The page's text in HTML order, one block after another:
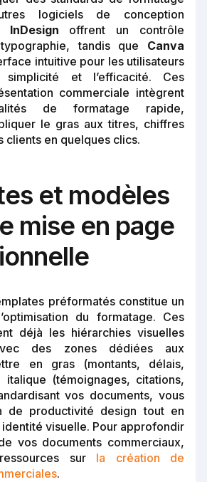
logiciels de conception
InDesign offrent un contrôle
tandis que Canva
intuitive pour les utilisateurs
simplicité et l’efficacité. Ces
commerciale intègrent
de formatage rapide,
le gras aux titres, chiffres
clients en quelques clics.
et modèles
mise en page
préformatés constitue un
du formatage. Ces
déjà les hiérarchies visuelles
des zones dédiées aux
en gras (montants, délais,
(témoignages, citations,
vos documents, vous
de productivité design tout en
visuelle. Pour approfondir
vos documents commerciaux,
sur la création de
.